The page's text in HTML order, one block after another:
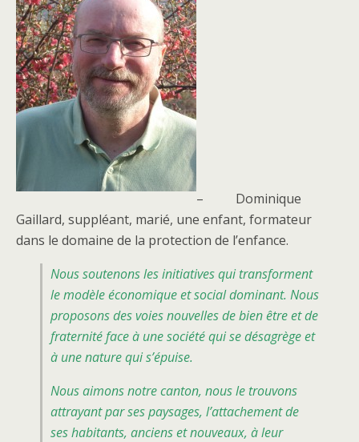
– Dominique
Gaillard, suppléant, marié, une enfant, formateur
dans le domaine de la protection de l’enfance.
Nous soutenons les initiatives qui transforment
le modèle économique et social dominant. Nous
proposons des voies nouvelles de bien être et de
fraternité face à une société qui se désagrège et
à une nature qui s’épuise.
Nous aimons notre canton, nous le trouvons
attrayant par ses paysages, l’attachement de
ses habitants, anciens et nouveaux, à leur